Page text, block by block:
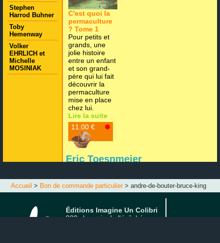
Stephen
Harrod Buhner
Toby
Hemenway
Volker
EHRLICH et
Michelle
MOSINIAK
C'est quoi la
permaculture
? Tome 1
Pour petits et
grands, une
jolie histoire
entre un enfant
et son grand-
père qui lui fait
découvrir la
permaculture
mise en place
chez lui.
Lire la suite
11.00 €
Eric Toesnmeier
Accueil > Bon de commande particulier> andre-de-bouter-bruce-king
Éditions Imagine Un Colibri
980 chemain de l'évêché